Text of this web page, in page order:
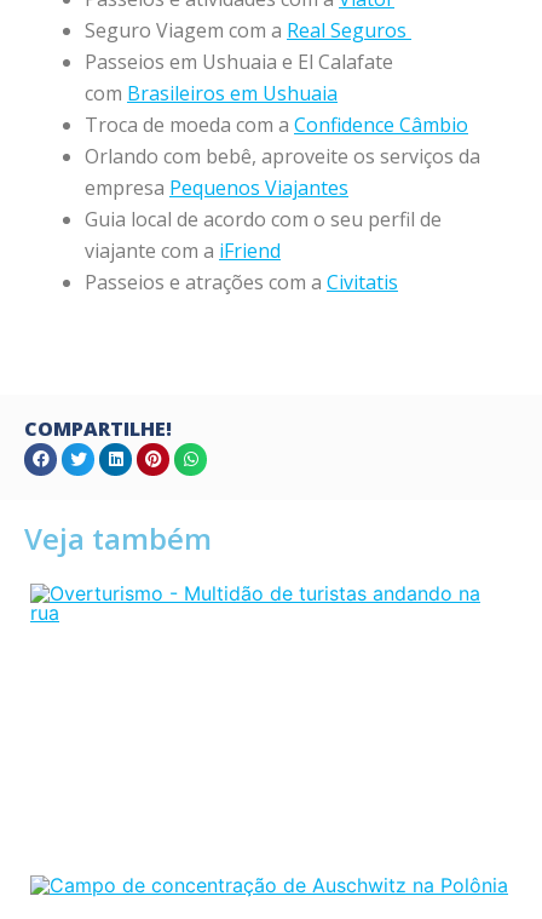
Seguro Viagem com a Real Seguros
Passeios em Ushuaia e El Calafate
com Brasileiros em Ushuaia
Troca de moeda com a Confidence Câmbio
Orlando com bebê, aproveite os serviços da
empresa Pequenos Viajantes
Guia local de acordo com o seu perfil de
viajante com a iFriend
Passeios e atrações com a Civitatis
COMPARTILHE!
Veja também